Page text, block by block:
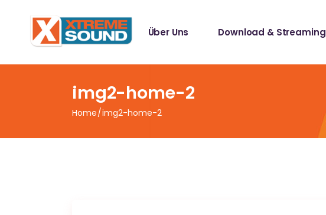
Über Uns Download & Streaming
Mallotze Records
Sampler
img2-home-2
Home img2-home-2